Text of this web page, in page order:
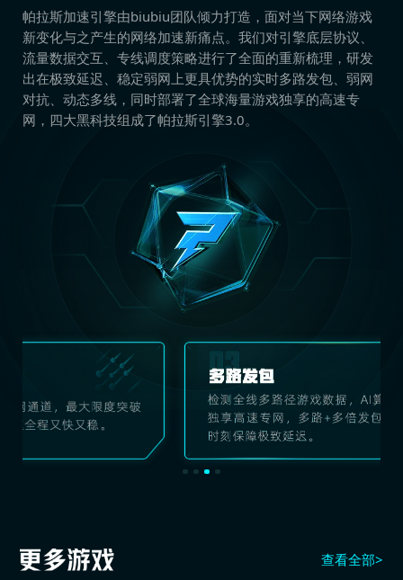
帕拉斯加速引擎由biubiu团队倾力打造，面对当下网络游戏
新变化与之产生的网络加速新痛点。我们对引擎底层协议、
流量数据交互、专线调度策略进行了全面的重新梳理，研发
出在极致延迟、稳定弱网上更具优势的实时多路发包、弱网
对抗、动态多线，同时部署了全球海量游戏独享的高速专
网，四大黑科技组成了帕拉斯引擎3.0。
查看全部>